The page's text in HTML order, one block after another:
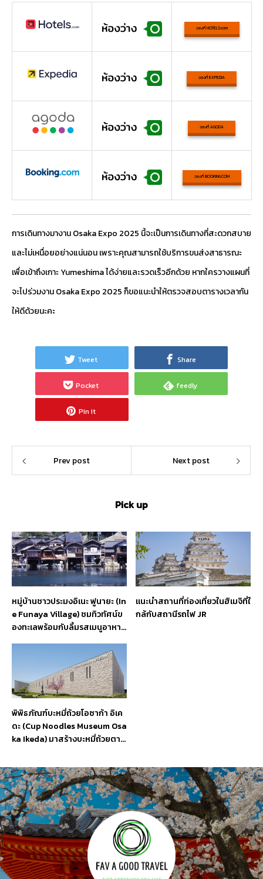
จองที่ HOTELS.com
จองที่ EXPEDIA
จองที่ AGODA
จองที่ BOOKING.COM
การเดินทางมางาน Osaka Expo 2025 นี้จะเป็นการเดินทางที่สะดวกสบาย
และไม่เหนื่อยอย่างแน่นอน เพราะคุณสามารถใช้บริการขนส่งสาธารณะ
เพื่อเข้าถึงเกาะ Yumeshima ได้ง่ายและรวดเร็วอีกด้วย หากใครวางแผนที่
จะไปร่วมงาน Osaka Expo 2025 ก็ขอแนะนำให้ตรวจสอบตารางเวลากัน
ให้ดีด้วยนะคะ
Tweet Share
Pocket feedly
Pin it
Prev post Next post
Pick up
หมู่บ้านชาวประมงอิเนะ ฟูนายะ (In
e Funaya Village) ชมทิวทัศน์ข
องทะเลพร้อมกับลิ้มรสเมนูอาหาร
แนะนำสถานที่ท่องเที่ยวในฮิเมจิที่ใ
กล้กับสถานีรถไฟ JR
พิพิธภัณฑ์บะหมี่ถ้วยโอซาก้า อิเค
ดะ (Cup Noodles Museum Osa
ka Ikeda) มาสร้างบะหมี่ถ้วยตาม